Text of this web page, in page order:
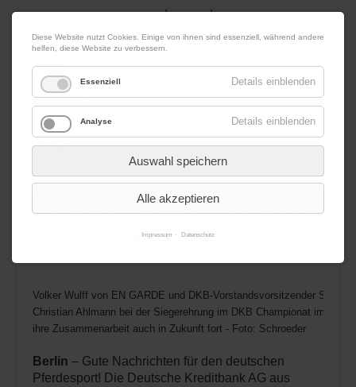
08. August 2026 Impressum|Kontakt|Datenschutz
Werbung
Menü
von Redaktion
Deutsche Kreditbank bleibt dem
Reitsport treu
Volker Wulff von EN GARDE und DKB-Vorstandsvorsitzender Stefan
Christian Ahlmann bei der Siegerehrung im DKB Championat im
ihre Zusammenarbeit auch in Zukunft fort - Foto: Schroeder
Berlin – Gute Nachrichten für den deutschen
Pferdesport! Die Deutsche Kreditbank AG aus
Diese Website nutzt Cookies. Einige von ihnen sind essenziell, während andere
helfen, diese Website zu verbessern.
Essenziell Details einblenden
Analyse Details einblenden
Auswahl speichern
Alle akzeptieren
Impressum Datenschutz